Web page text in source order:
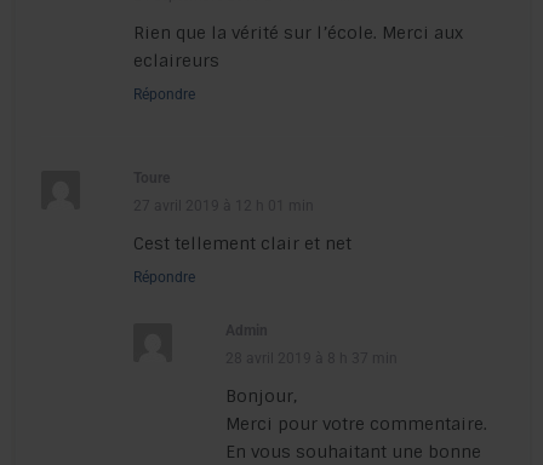
Rien que la vérité sur l’école. Merci aux
eclaireurs
Répondre
Cest tellement clair et net
Répondre
Bonjour,
Merci pour votre commentaire.
En vous souhaitant une bonne